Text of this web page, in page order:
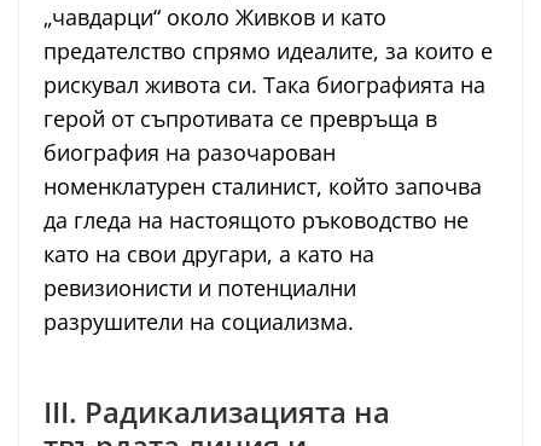
„чавдарци“ около Живков и като
предателство спрямо идеалите, за които е
рискувал живота си. Така биографията на
герой от съпротивата се превръща в
биография на разочарован
номенклатурен сталинист, който започва
да гледа на настоящото ръководство не
като на свои другари, а като на
ревизионисти и потенциални
разрушители на социализма.
III. Радикализацията на